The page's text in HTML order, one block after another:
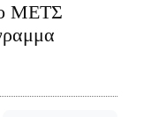
ΜΕΤΣ